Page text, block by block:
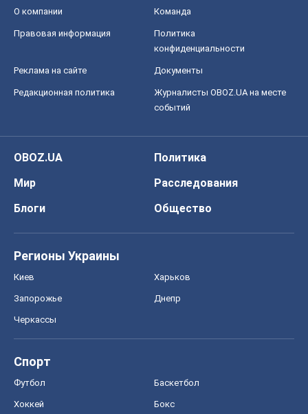
О компании Команда
Правовая информация
Политика
конфиденциальности
Реклама на сайте Документы
Редакционная политика
Журналисты OBOZ.UA на месте
событий
OBOZ.UA
Политика
Мир
Расследования
Блоги
Общество
Регионы Украины
Киев Харьков
Запорожье Днепр
Черкассы
Спорт
Футбол Баскетбол
Хоккей Бокс